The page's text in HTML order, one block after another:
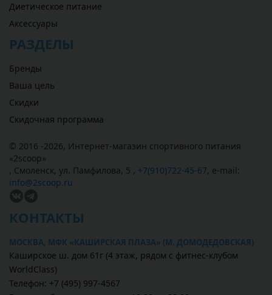
Диетическое питание
Аксессуары
РАЗДЕЛЫ
Бренды
Ваша цель
Скидки
Скидочная программа
© 2016 -2026, Интернет-магазин спортивного питания
«2scoop»
, Смоленск, ул. Памфилова, 5 , +7(910)722-45-67, e-mail:
info@2scoop.ru
КОНТАКТЫ
МОСКВА, МФК «КАШИРСКАЯ ПЛАЗА» (М. ДОМОДЕДОВСКАЯ)
Каширское ш. дом 61г (4 этаж, рядом с фитнес-клубом
WorldClass)
Телефон: +7 (495) 997-4567